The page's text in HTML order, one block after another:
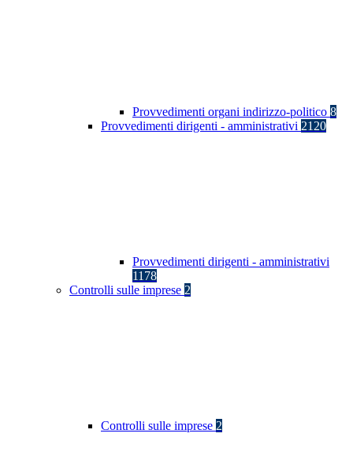
Provvedimenti organi indirizzo-politico 8
Provvedimenti dirigenti - amministrativi 2120
Provvedimenti dirigenti - amministrativi
1178
Controlli sulle imprese 2
Controlli sulle imprese 2